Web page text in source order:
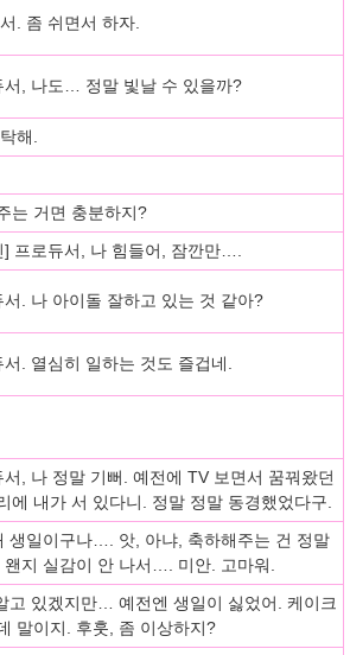
. 좀 쉬면서 하자.
서, 나도… 정말 빛날 수 있을까?
해.
는 거면 충분하지?
] 프로듀서, 나 힘들어, 잠깐만….
서. 나 아이돌 잘하고 있는 것 같아?
서. 열심히 일하는 것도 즐겁네.
서, 나 정말 기뻐. 예전에 TV 보면서 꿈꿔왔던
에 내가 서 있다니. 정말 정말 동경했었다구.
생일이구나…. 앗, 아냐, 축하해주는 건 정말
지 실감이 안 나서…. 미안. 고마워.
고 있겠지만… 예전엔 생일이 싫었어. 케이크
말이지. 후훗, 좀 이상하지?